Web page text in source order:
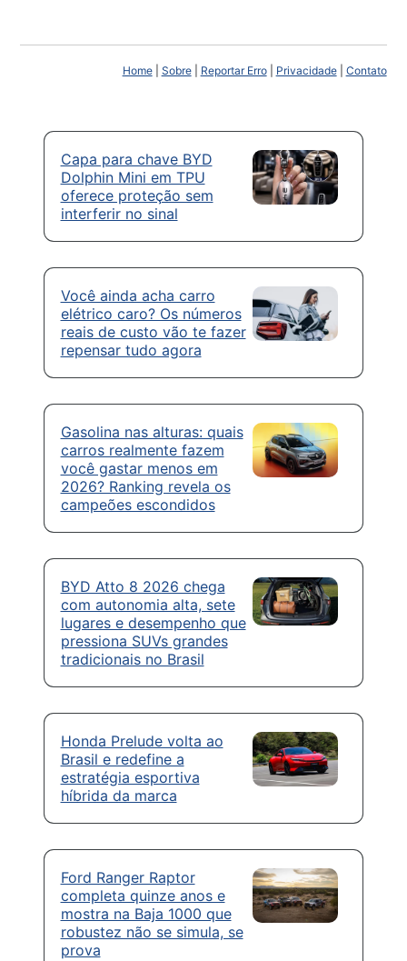
Home| Sobre| Reportar Erro| Privacidade| Contato
Capa para chave BYD
Dolphin Mini em TPU
oferece proteção sem
interferir no sinal
Você ainda acha carro
elétrico caro? Os números
reais de custo vão te fazer
repensar tudo agora
Gasolina nas alturas: quais
carros realmente fazem
você gastar menos em
2026? Ranking revela os
campeões escondidos
BYD Atto 8 2026 chega
com autonomia alta, sete
lugares e desempenho que
pressiona SUVs grandes
tradicionais no Brasil
Honda Prelude volta ao
Brasil e redefine a
estratégia esportiva
híbrida da marca
Ford Ranger Raptor
completa quinze anos e
mostra na Baja 1000 que
robustez não se simula, se
prova